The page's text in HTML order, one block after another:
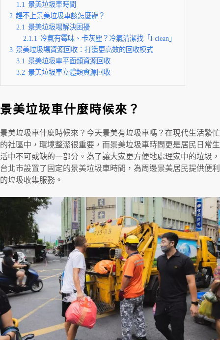
1.1 景美垃圾車時間
2 趕不上景美垃圾車該怎麼辦？
2.1 景美垃圾場解決困擾
2.1.1 冷氣有霉味、卡灰塵？冷氣清潔找「I clean」
3 景美垃圾場資源回收：打造更高效的回收模式
3.1 景美垃圾車平面類資源回收
3.2 景美垃圾車立體類資源回收
景美垃圾車什麼時候來？
景美垃圾車什麼時候來？今天景美有垃圾車嗎？在現代生活繁忙
的社區中，環境整潔很重要，而景美垃圾車時間更是居民日常生
活中不可或缺的一部分。為了讓大家更方便地處理家中的垃圾，
台北市設置了固定的景美垃圾車時間，為周邊景美居民提供便利
的垃圾收集服務。